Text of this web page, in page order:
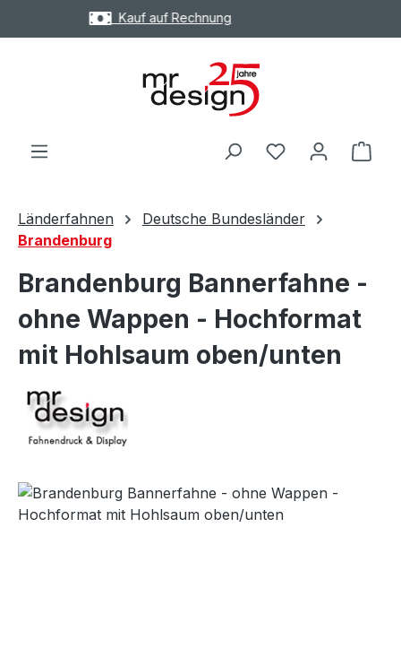
Zum Hauptinhalt springenExpress Versand möglich
Länderfahnen
Deutsche Bundesländer
Brandenburg
Brandenburg Bannerfahne -
ohne Wappen - Hochformat
mit Hohlsaum oben/unten
Bildergalerie überspringen